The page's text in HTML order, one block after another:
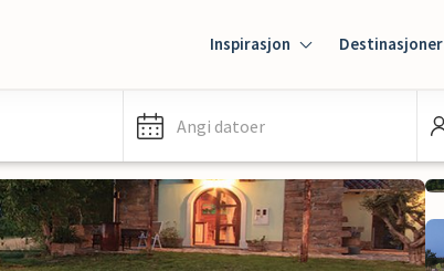
Inspirasjon Destinasjoner
Angi datoer